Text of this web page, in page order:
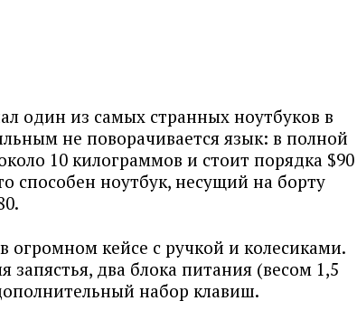
один из самых странных ноутбуков в
не поворачивается язык: в полной
10 килограммов и стоит порядка $90
способен ноутбук, несущий на борту
огромном кейсе с ручкой и колесиками.
запястья, два блока питания (весом 1,5
набор клавиш.